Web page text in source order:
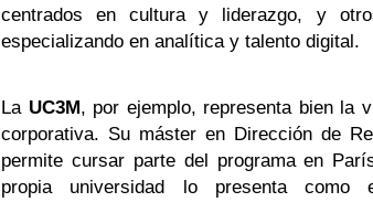
centrados en cultura y liderazgo, y
especializando en analítica y talento digital.
La UC3M, por ejemplo, representa bien la
corporativa. Su máster en Dirección de
permite cursar parte del programa en
propia universidad lo presenta